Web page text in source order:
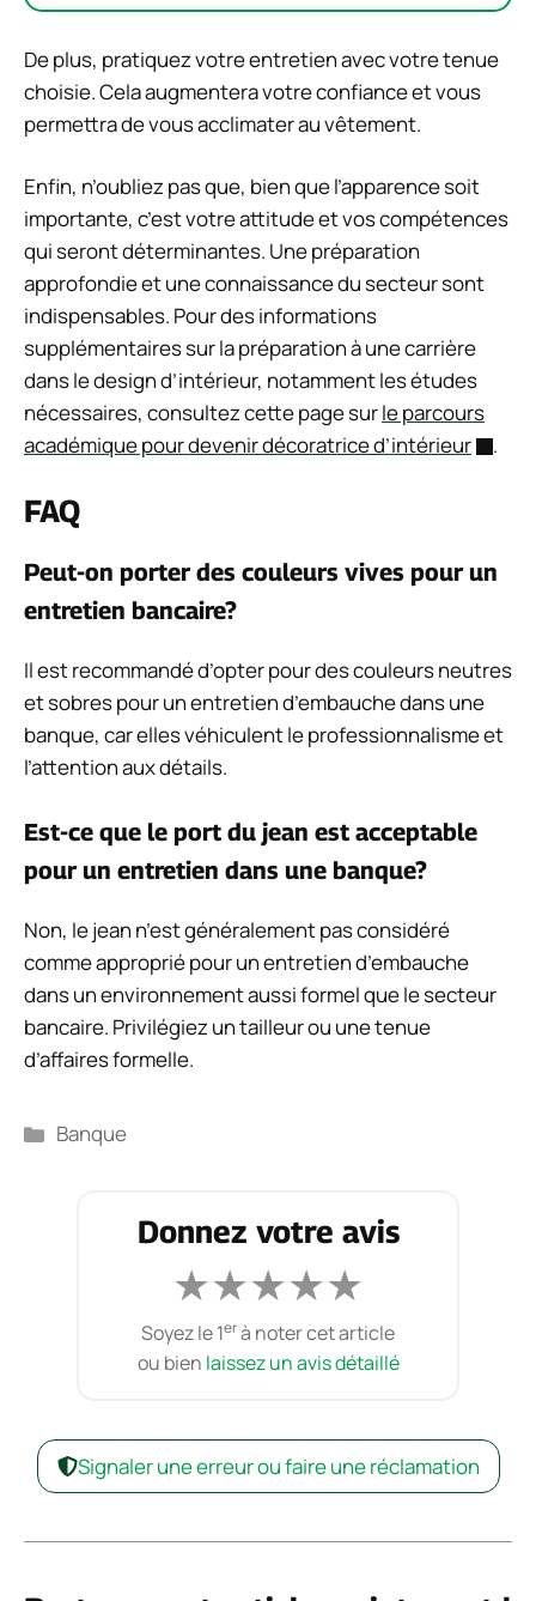
De plus, pratiquez votre entretien avec votre tenue
choisie. Cela augmentera votre confiance et vous
permettra de vous acclimater au vêtement.
Enfin, n’oubliez pas que, bien que l’apparence soit
importante, c’est votre attitude et vos compétences
qui seront déterminantes. Une préparation
approfondie et une connaissance du secteur sont
indispensables. Pour des informations
supplémentaires sur la préparation à une carrière
dans le design d’intérieur, notamment les études
nécessaires, consultez cette page surle parcours
académique pour devenir décoratrice d’intérieur
.
FAQ
Peut-on porter des couleurs vives pour un
entretien bancaire?
Il est recommandé d’opter pour des couleurs neutres
et sobres pour un entretien d’embauche dans une
banque, car elles véhiculent le professionnalisme et
l’attention aux détails.
Est-ce que le port du jean est acceptable
pour un entretien dans une banque?
Non, le jean n’est généralement pas considéré
comme approprié pour un entretien d’embauche
dans un environnement aussi formel que le secteur
bancaire. Privilégiez un tailleur ou une tenue
d’affaires formelle.
Catégories
Banque
Donnez votre avis
★★★★★
Soyez le 1erà noter cet article
ou bien laissez un avis détaillé
Signaler une erreur ou faire une réclamation